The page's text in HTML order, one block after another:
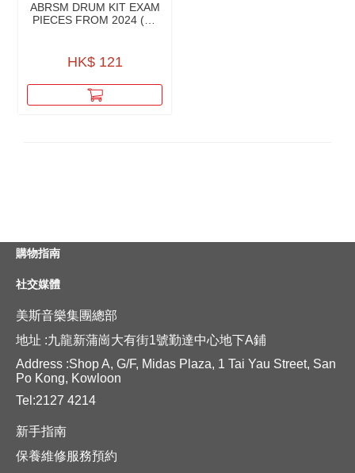
ABRSM DRUM KIT EXAM
PIECES FROM 2024 (W/
HK$ 121
購物指南
社交媒體
美斯音樂集團總部
地址 :九龍新蒲崗大有街1號勤達中心地下A鋪
Address :Shop A, G/F, Midas Plaza, 1 Tai Yau Street, San
Po Kong, Kowloon
Tel:2127 4214
新手指南
保養維修服務預約